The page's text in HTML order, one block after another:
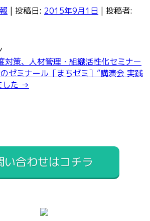
| 投稿日: 2015年9月1日 | 投稿者:
対策、人材管理・組織活性化セミナー
ゼミナール［まちゼミ］”講演会 実践
た →
い合わせはコチラ